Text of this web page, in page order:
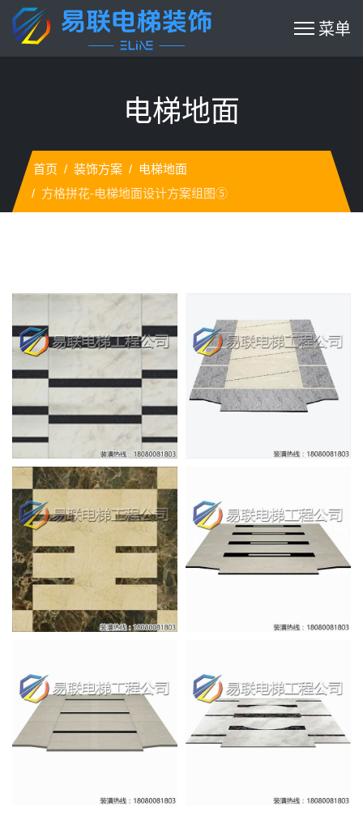
电梯地面
首页 装饰方案
电梯地面
方格拼花-电梯地面设计方案组图⑤